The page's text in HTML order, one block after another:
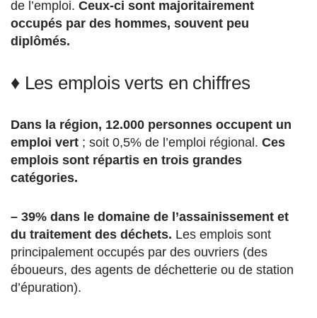
de l’emploi. Ceux-ci sont majoritairement
occupés par des hommes, souvent peu
diplômés.
♦ Les emplois verts en chiffres
Dans la région, 12.000 personnes occupent un
emploi vert ; soit 0,5% de l’emploi régional. Ces
emplois sont répartis en trois grandes
catégories.
– 39% dans le domaine de l’assainissement et
du traitement des déchets. Les emplois sont
principalement occupés par des ouvriers (des
éboueurs, des agents de déchetterie ou de station
d’épuration).